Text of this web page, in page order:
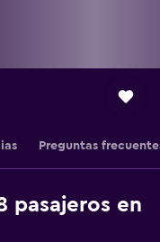
Preguntas
pasajeros en